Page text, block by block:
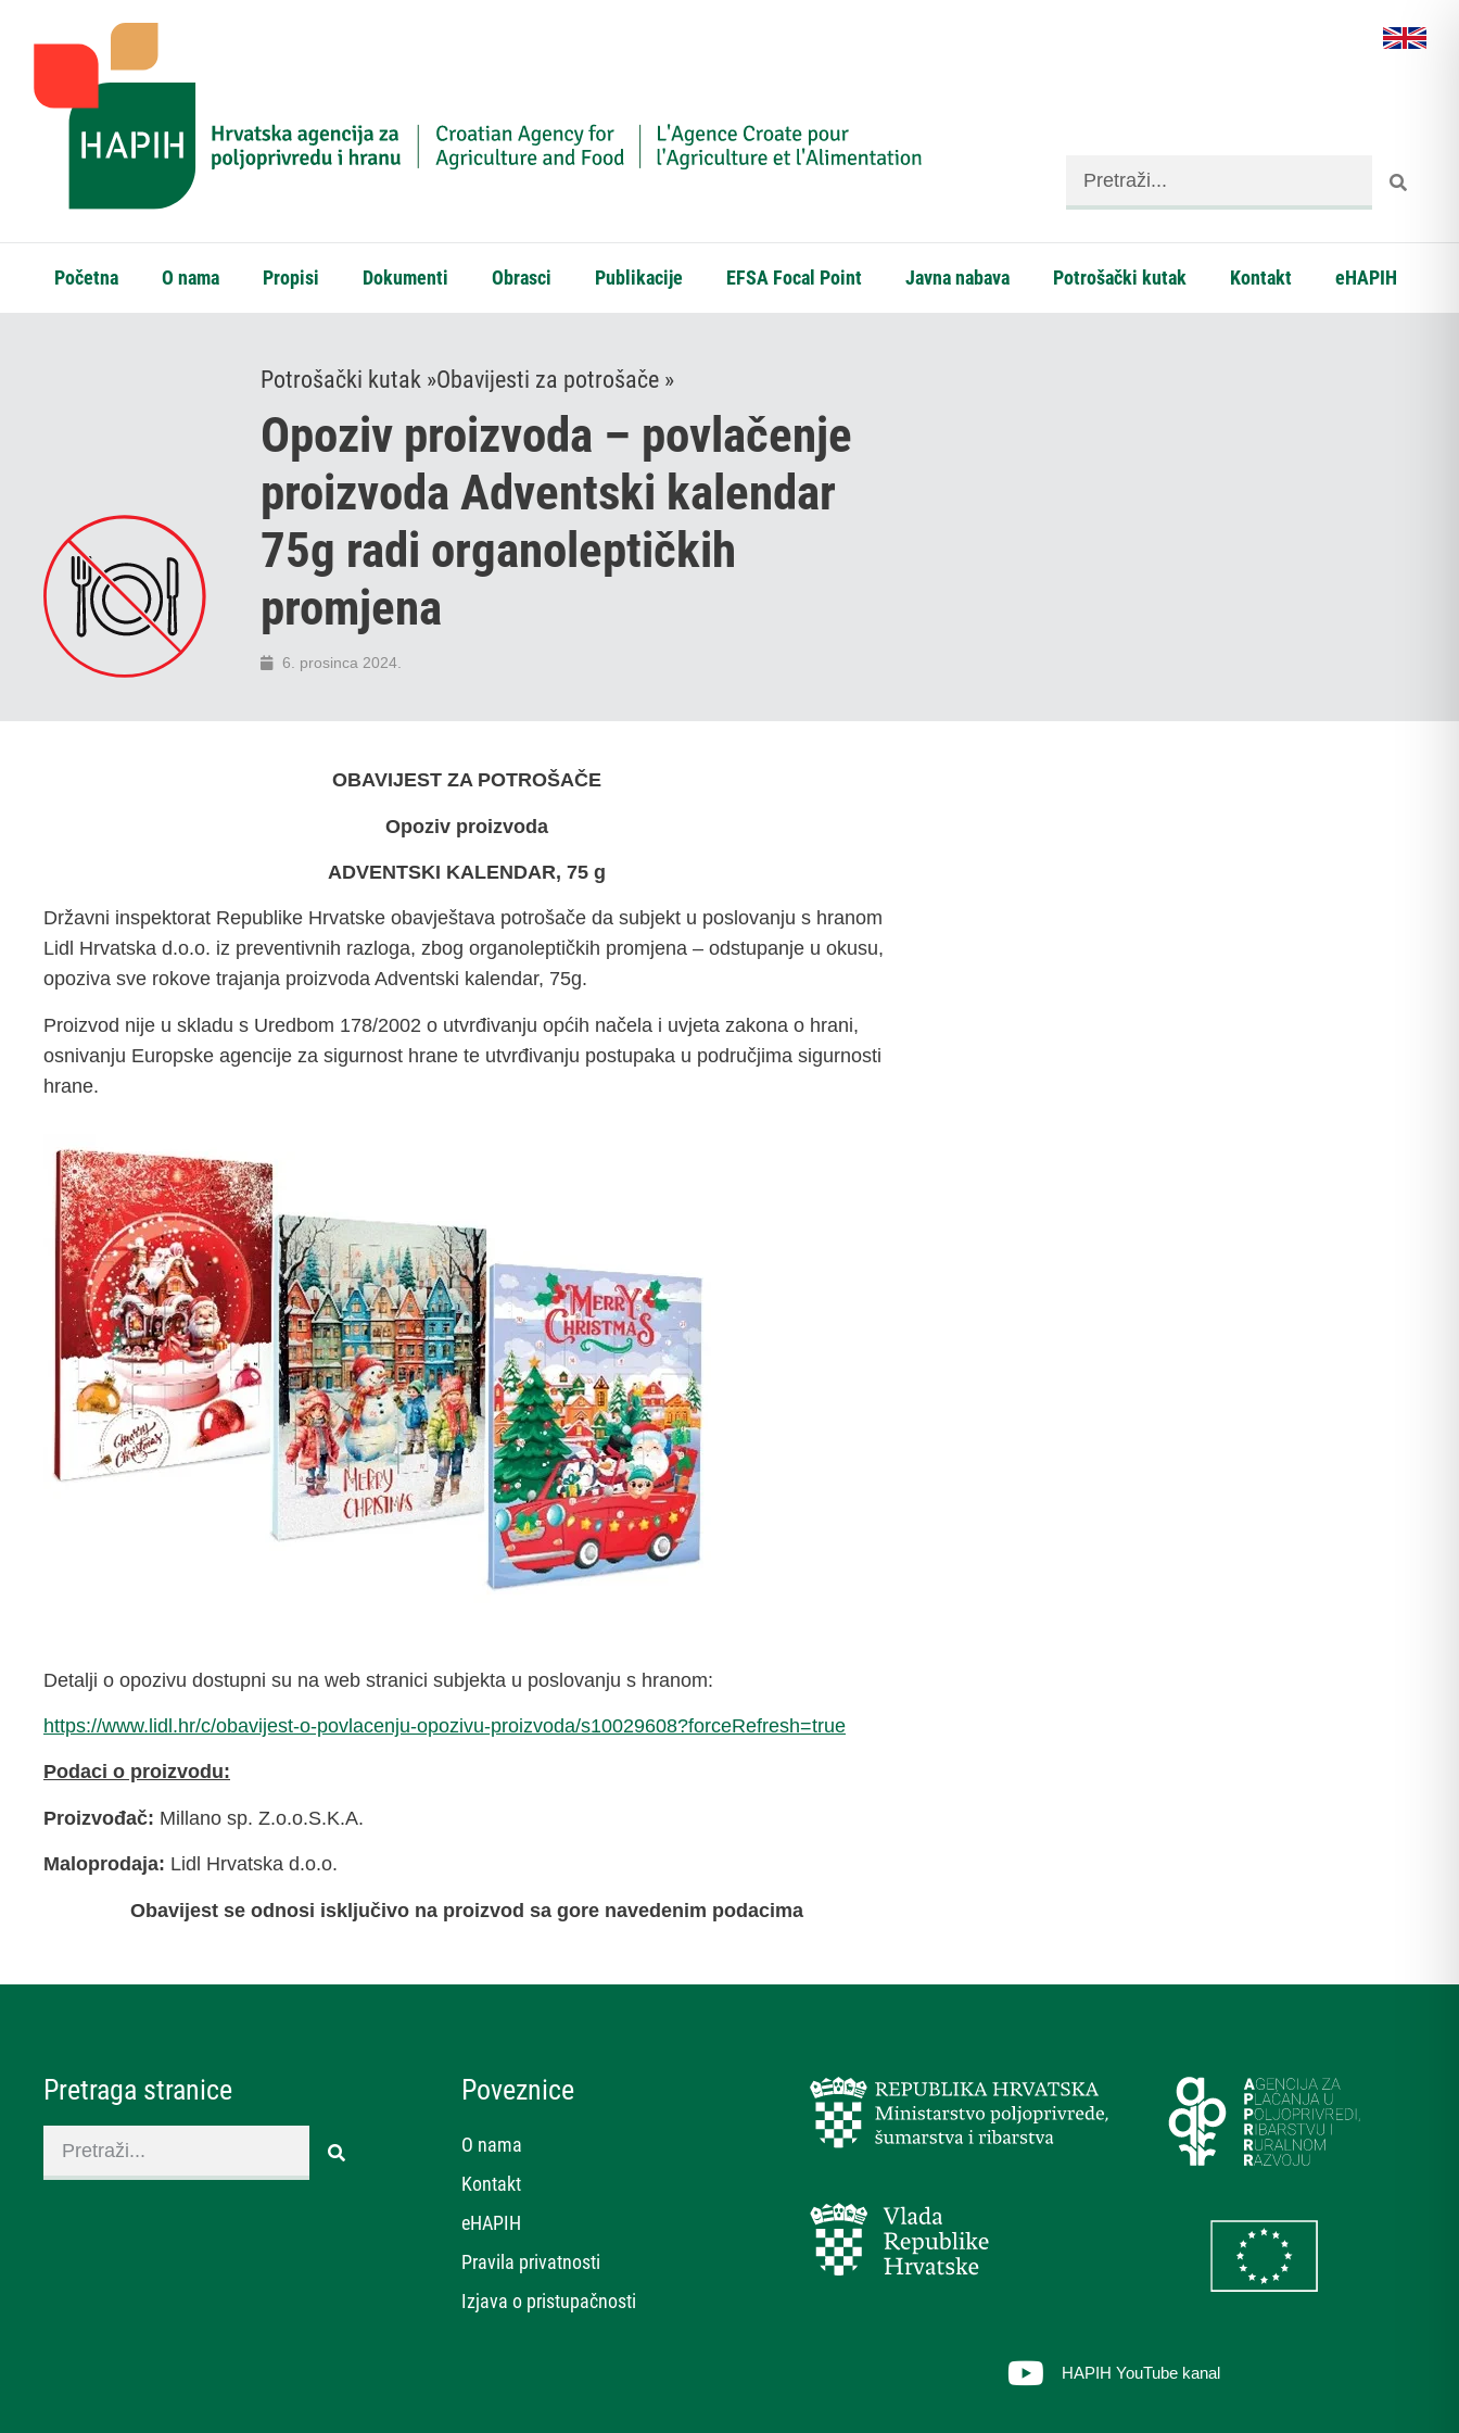
Početna O nama Propisi Dokumenti Obrasci Publikacije EFSA Focal Point Javna nabava Potrošački kutak Kontakt eHAPIH
Potrošački kutak »Obavijesti za potrošače »
Opoziv proizvoda – povlačenje
proizvoda Adventski kalendar
75g radi organoleptičkih
promjena
6. prosinca 2024.
OBAVIJEST ZA POTROŠAČE
Opoziv proizvoda
ADVENTSKI KALENDAR, 75 g
Državni inspektorat Republike Hrvatske obavještava potrošače da subjekt u poslovanju s hranom
Lidl Hrvatska d.o.o. iz preventivnih razloga, zbog organoleptičkih promjena – odstupanje u okusu,
opoziva sve rokove trajanja proizvoda Adventski kalendar, 75g.
Proizvod nije u skladu s Uredbom 178/2002 o utvrđivanju općih načela i uvjeta zakona o hrani,
osnivanju Europske agencije za sigurnost hrane te utvrđivanju postupaka u područjima sigurnosti
hrane.
Detalji o opozivu dostupni su na web stranici subjekta u poslovanju s hranom:
https://www.lidl.hr/c/obavijest-o-povlacenju-opozivu-proizvoda/s10029608?forceRefresh=true
Podaci o proizvodu:
Proizvođač: Millano sp. Z.o.o.S.K.A.
Maloprodaja: Lidl Hrvatska d.o.o.
Obavijest se odnosi isključivo na proizvod sa gore navedenim podacima
Pretraga stranice Poveznice
O nama
Kontakt
eHAPIH
Pravila privatnosti
Izjava o pristupačnosti
HAPIH YouTube kanal